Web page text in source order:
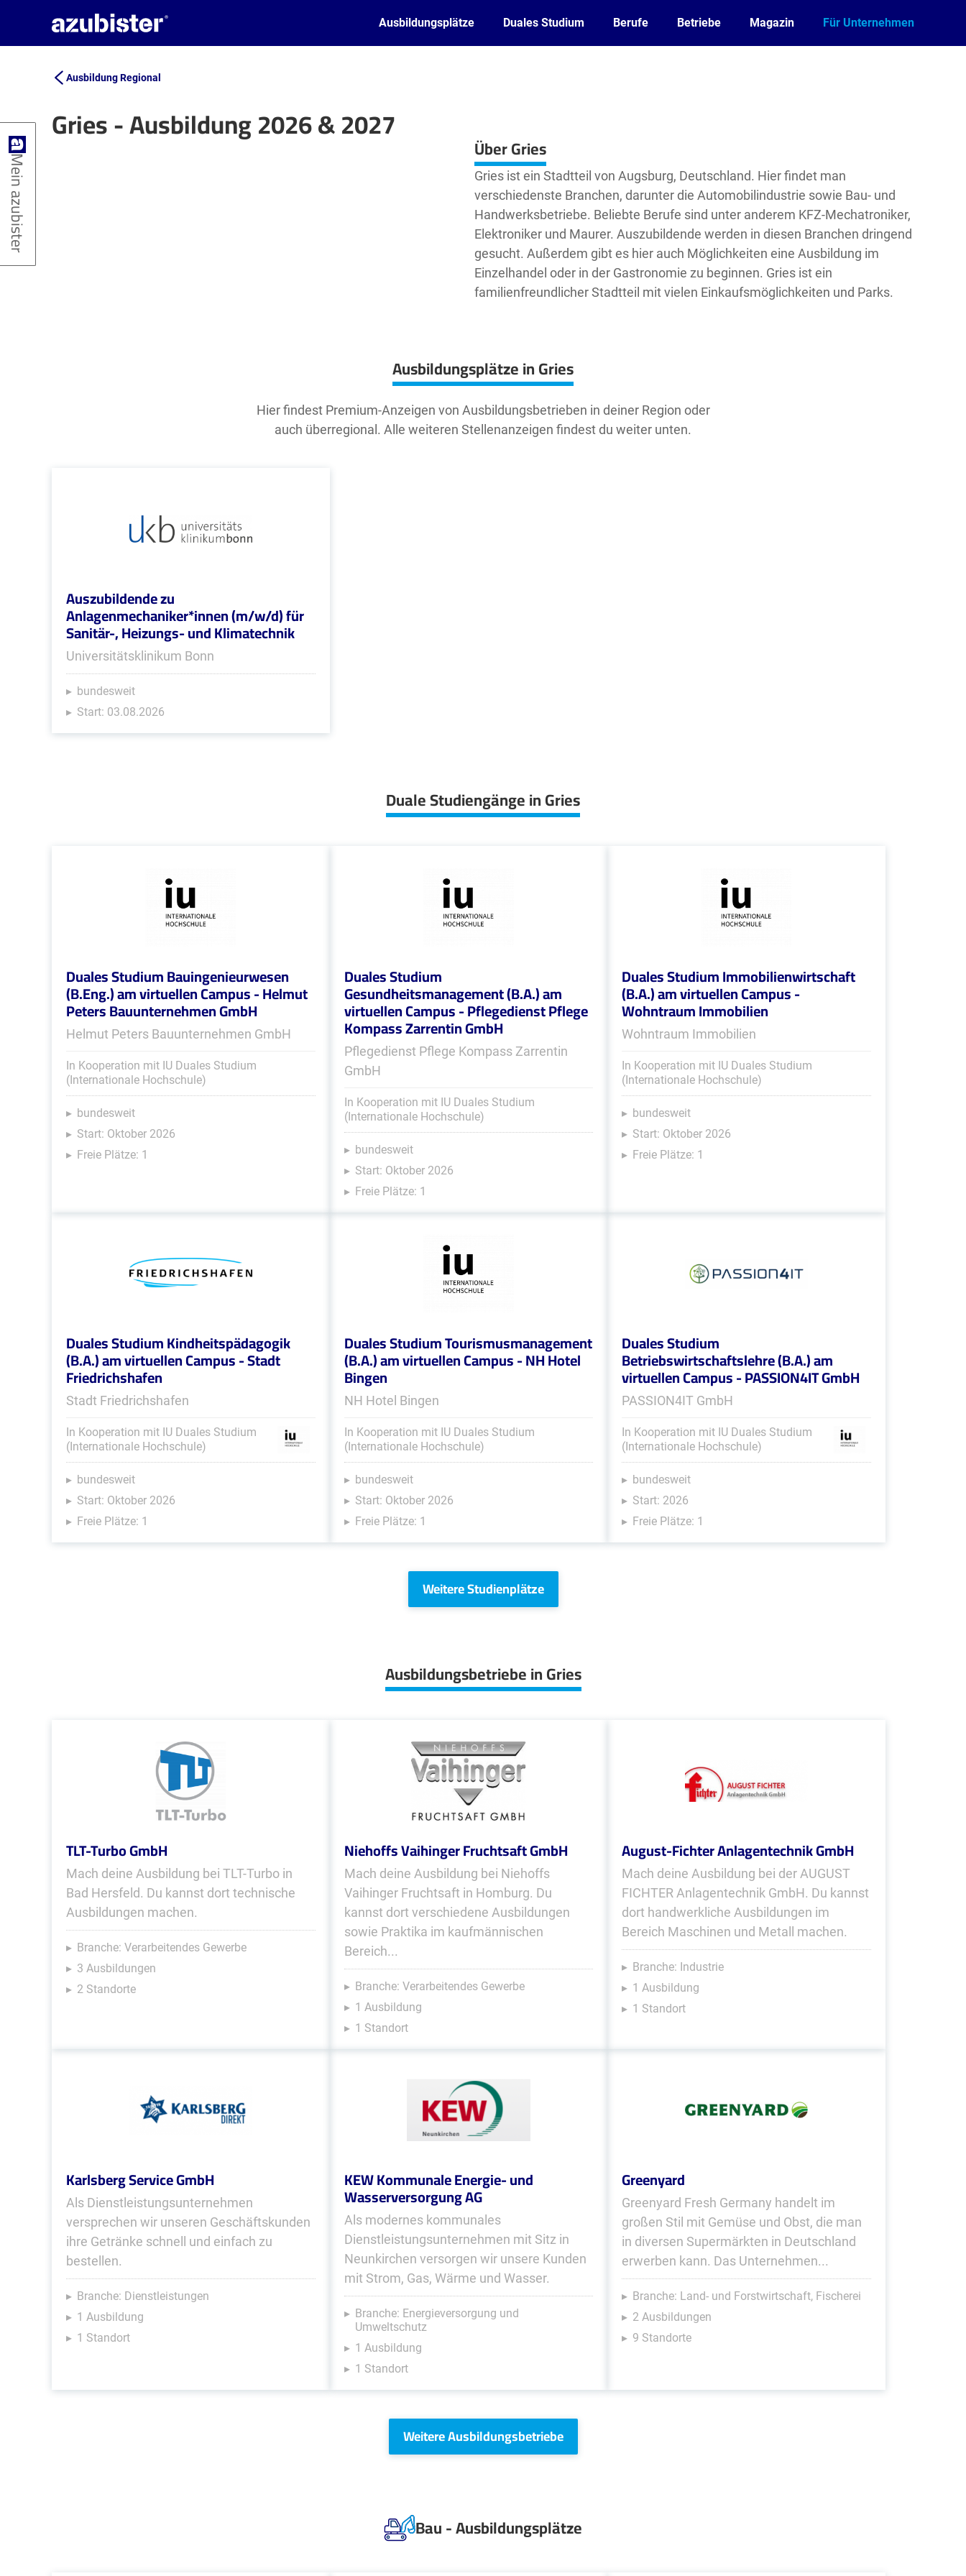
Ausbildungsplätze Duales Studium Berufe Betriebe Magazin Für Unternehmen
Ausbildung Regional
Gries - Ausbildung 2026 & 2027
Leaflet| ©OpenStreetMap2 Über Gries
Gries ist ein Stadtteil von Augsburg, Deutschland. Hier findet man
verschiedenste Branchen, darunter die Automobilindustrie sowie Bau- und
Handwerksbetriebe. Beliebte Berufe sind unter anderem KFZ-Mechatroniker,
Elektroniker und Maurer. Auszubildende werden in diesen Branchen dringend
gesucht. Außerdem gibt es hier auch Möglichkeiten eine Ausbildung im
Einzelhandel oder in der Gastronomie zu beginnen. Gries ist ein
familienfreundlicher Stadtteil mit vielen Einkaufsmöglichkeiten und Parks.
Ausbildungsplätze in Gries
Hier findest Premium-Anzeigen von Ausbildungsbetrieben in deiner Region oder
auch überregional. Alle weiteren Stellenanzeigen findest du weiter unten.
Auszubildende zu
Anlagenmechaniker*innen (m/w/d) für
Sanitär-, Heizungs- und Klimatechnik
Universitätsklinikum Bonn
bundesweit
Start: 03.08.2026
Duale Studiengänge in Gries
Duales Studium Bauingenieurwesen
(B.Eng.) am virtuellen Campus - Helmut
Peters Bauunternehmen GmbH
Helmut Peters Bauunternehmen GmbH
In Kooperation mit IU Duales Studium
(Internationale Hochschule)
bundesweit
Start: Oktober 2026
Freie Plätze: 1
Duales Studium
Gesundheitsmanagement (B.A.) am
virtuellen Campus - Pflegedienst Pflege
Kompass Zarrentin GmbH
Pflegedienst Pflege Kompass Zarrentin
GmbH
In Kooperation mit IU Duales Studium
(Internationale Hochschule)
bundesweit
Start: Oktober 2026
Freie Plätze: 1
Duales Studium Immobilienwirtschaft
(B.A.) am virtuellen Campus -
Wohntraum Immobilien
Wohntraum Immobilien
In Kooperation mit IU Duales Studium
(Internationale Hochschule)
bundesweit
Start: Oktober 2026
Freie Plätze: 1
Duales Studium Kindheitspädagogik
(B.A.) am virtuellen Campus - Stadt
Friedrichshafen
Stadt Friedrichshafen
In Kooperation mit IU Duales Studium
(Internationale Hochschule)
bundesweit
Start: Oktober 2026
Freie Plätze: 1
Duales Studium Tourismusmanagement
(B.A.) am virtuellen Campus - NH Hotel
Bingen
NH Hotel Bingen
In Kooperation mit IU Duales Studium
(Internationale Hochschule)
bundesweit
Start: Oktober 2026
Freie Plätze: 1
Duales Studium
Betriebswirtschaftslehre (B.A.) am
virtuellen Campus - PASSION4IT GmbH
PASSION4IT GmbH
In Kooperation mit IU Duales Studium
(Internationale Hochschule)
bundesweit
Start: 2026
Freie Plätze: 1
Weitere Studienplätze
Ausbildungsbetriebe in Gries
TLT-Turbo GmbH
Mach deine Ausbildung bei TLT-Turbo in
Bad Hersfeld. Du kannst dort technische
Ausbildungen machen.
Branche: Verarbeitendes Gewerbe
3 Ausbildungen
2 Standorte
Niehoffs Vaihinger Fruchtsaft GmbH
Mach deine Ausbildung bei Niehoffs
Vaihinger Fruchtsaft in Homburg. Du
kannst dort verschiedene Ausbildungen
sowie Praktika im kaufmännischen
Bereich...
Branche: Verarbeitendes Gewerbe
1 Ausbildung
1 Standort
August-Fichter Anlagentechnik GmbH
Mach deine Ausbildung bei der AUGUST
FICHTER Anlagentechnik GmbH. Du kannst
dort handwerkliche Ausbildungen im
Bereich Maschinen und Metall machen.
Branche: Industrie
1 Ausbildung
1 Standort
Karlsberg Service GmbH
Als Dienstleistungsunternehmen
versprechen wir unseren Geschäftskunden
ihre Getränke schnell und einfach zu
bestellen.
Branche: Dienstleistungen
1 Ausbildung
1 Standort
KEW Kommunale Energie- und
Wasserversorgung AG
Als modernes kommunales
Dienstleistungsunternehmen mit Sitz in
Neunkirchen versorgen wir unsere Kunden
mit Strom, Gas, Wärme und Wasser.
Branche: Energieversorgung und
Umweltschutz
1 Ausbildung
1 Standort
Greenyard
Greenyard Fresh Germany handelt im
großen Stil mit Gemüse und Obst, die man
in diversen Supermärkten in Deutschland
erwerben kann. Das Unternehmen...
Branche: Land- und Forstwirtschaft, Fischerei
2 Ausbildungen
9 Standorte
Weitere Ausbildungsbetriebe
Bau - Ausbildungsplätze
Mein azubister